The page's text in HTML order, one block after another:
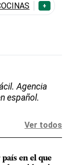
+
Agencia
español.
Ver todos
en el que